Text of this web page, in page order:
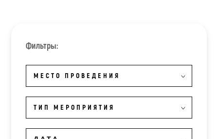
Фильтры:
МЕСТО ПРОВЕДЕНИЯ
ТИП МЕРОПРИЯТИЯ